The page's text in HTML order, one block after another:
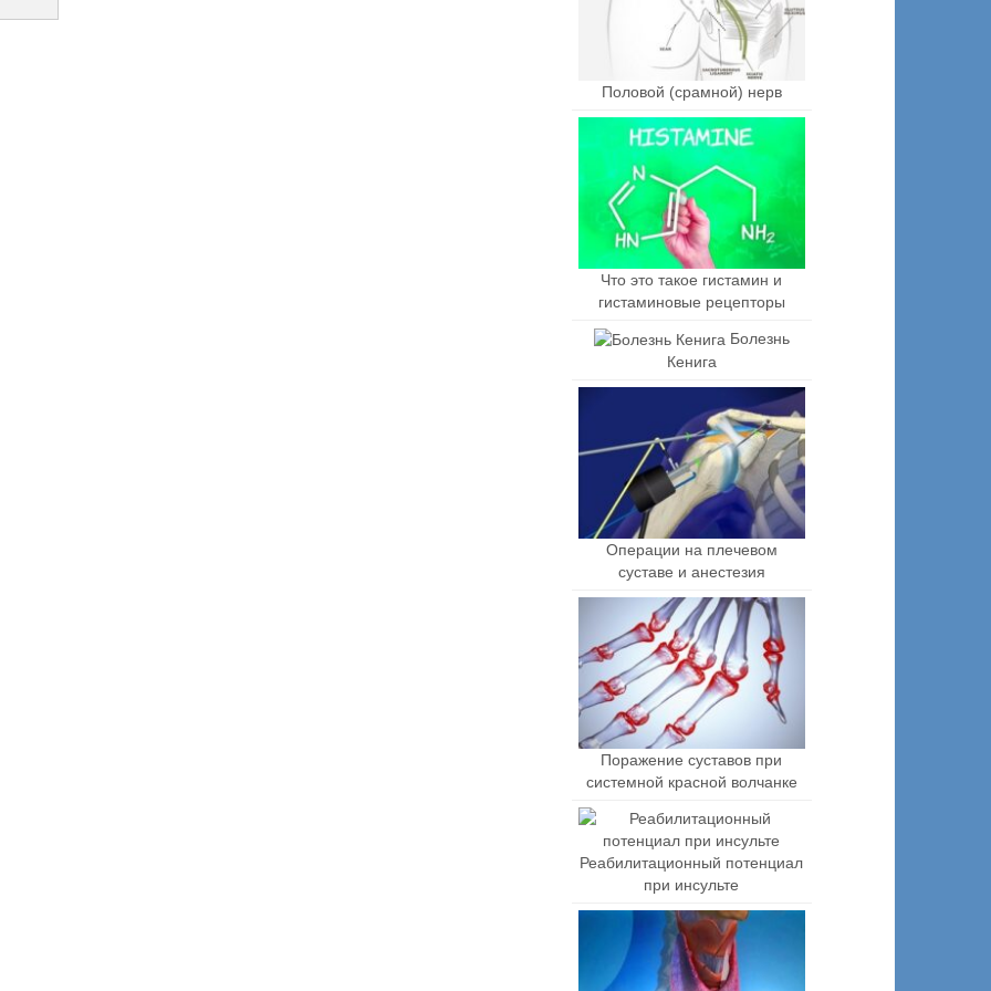
Половой (срамной) нерв
Что это такое гистамин и
гистаминовые рецепторы
Болезнь
Кенига
Операции на плечевом
суставе и анестезия
Поражение суставов при
системной красной волчанке
Реабилитационный потенциал
при инсульте